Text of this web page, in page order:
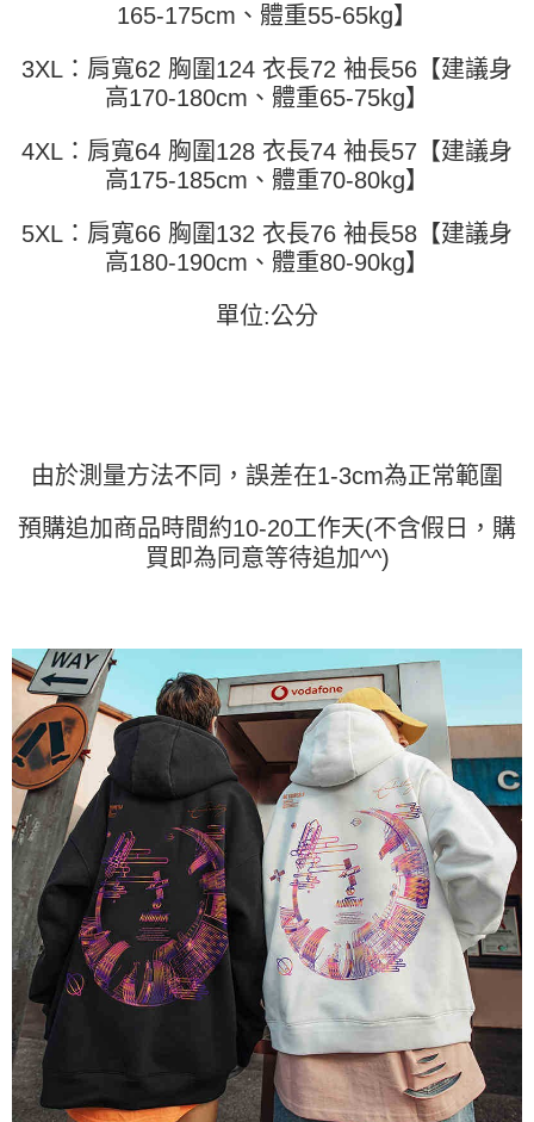
３．未成年的使用者請事先徵得法定代理人或監護人之同意方可使用
「AFTEE先享後付」，若未經同意申辦者引起之損失，本公司不負相關責
４．使用「AFTEE先享後付」時，將依據個別帳號之用戶狀況，依本公司即
時審查核予不同之上限額度；若仍有額度不足之情形，本公司將視審查結果
５．嚴禁一人註冊多個帳號或使用他人資訊註冊。若發現惡意使用之情形，
恩沛科技股份有限公司將有權停止該用戶之使用額度並採取法律行動。
165-175cm、體重55-65kg】
3XL：肩寬62 胸圍124 衣長72 袖長56【建議身
高170-180cm、體重65-75kg】
4XL：肩寬64 胸圍128 衣長74 袖長57【建議身
高175-185cm、體重70-80kg】
5XL：肩寬66 胸圍132 衣長76 袖長58【建議身
高180-190cm、體重80-90kg】
單位:公分
由於測量方法不同，誤差在1-3cm為正常範圍
預購追加商品時間約10-20工作天(不含假日，購
買即為同意等待追加^^)